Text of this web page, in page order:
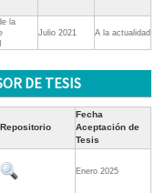
la
Julio 2021 A la actualidad
DE TESIS
Repositorio
Fecha
Aceptación de
Tesis
Enero 2025